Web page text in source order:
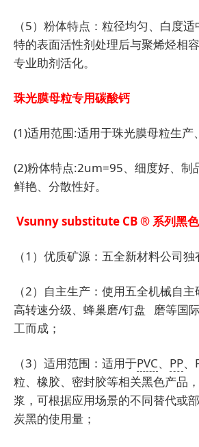
（5）粉体特点：粒径均匀、白度
特的表面活性剂处理后与聚烯烃相
专业助剂活化。
珠光膜母粒专用碳酸钙
(1)适用范围:适用于珠光膜母粒生产
(2)粉体特点:2um=95、细度好、制
鲜艳、分散性好。
Vsunny substitute CB ® 系列黑
（1）优质矿源：五全新材料公司独
（2）自主生产：使用五全机械自主
高转速分级、蜂巢磨/钉盘 磨等国
工而成；
（3）适用范围：适用于PVC、 PP、
粒、橡胶、密封胶等相关黑色产品
浆，可根据应用场景的不同替代或
炭黑的使用量；